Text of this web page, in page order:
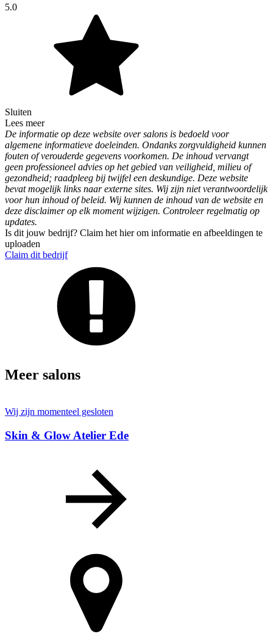
5.0
Sluiten
Lees meer
De informatie op deze website over salons is bedoeld voor
algemene informatieve doeleinden. Ondanks zorgvuldigheid kunnen
fouten of verouderde gegevens voorkomen. De inhoud vervangt
geen professioneel advies op het gebied van veiligheid, milieu of
gezondheid; raadpleeg bij twijfel een deskundige. Deze website
bevat mogelijk links naar externe sites. Wij zijn niet verantwoordelijk
voor hun inhoud of beleid. Wij kunnen de inhoud van de website en
deze disclaimer op elk moment wijzigen. Controleer regelmatig op
updates.
Is dit jouw bedrijf? Claim het hier om informatie en afbeeldingen te
uploaden
Claim dit bedrijf
Meer salons
Wij zijn momenteel gesloten
Skin & Glow Atelier Ede